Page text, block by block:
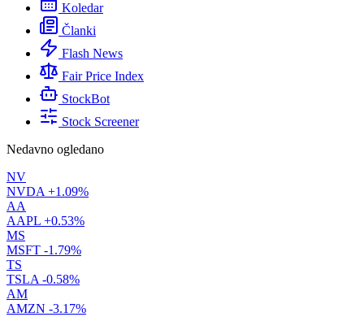
Koledar
Članki
Flash News
Fair Price Index
StockBot
Stock Screener
Nedavno ogledano
NV
NVDA +1.09%
AA
AAPL +0.53%
MS
MSFT -1.79%
TS
TSLA -0.58%
AM
AMZN -3.17%